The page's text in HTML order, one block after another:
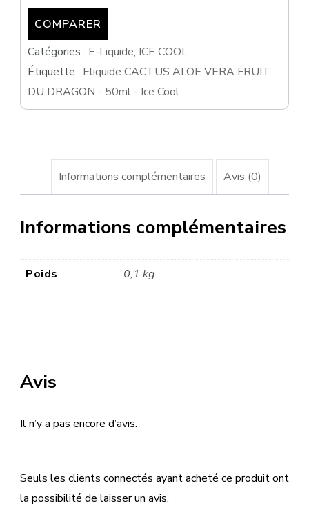
COMPARER
Catégories : E-Liquide, ICE COOL
Étiquette : Eliquide CACTUS ALOE VERA FRUIT
DU DRAGON - 50ml - Ice Cool
Informations complémentaires Avis (0)
Informations complémentaires
Poids 0,1 kg
Avis
Il n’y a pas encore d’avis.
Seuls les clients connectés ayant acheté ce produit ont
la possibilité de laisser un avis.